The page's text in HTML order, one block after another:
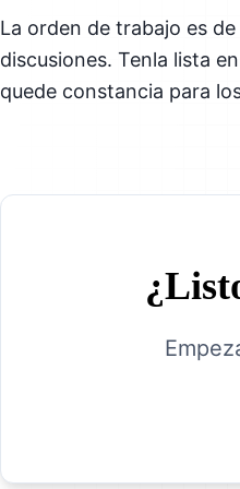
La orden de trabajo es
discusiones. Tenla lista
quede constancia para